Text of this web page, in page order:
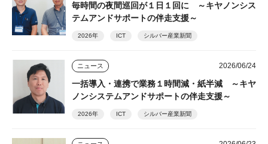
毎時間の夜間巡回が１日１回に ～キヤノンシス
テムアンドサポートの伴走支援～
2026年 ICT シルバー産業新聞
ニュース 2026/06/24
一括導入・連携で業務１時間減・紙半減 ～キヤ
ノンシステムアンドサポートの伴走支援～
2026年 ICT シルバー産業新聞